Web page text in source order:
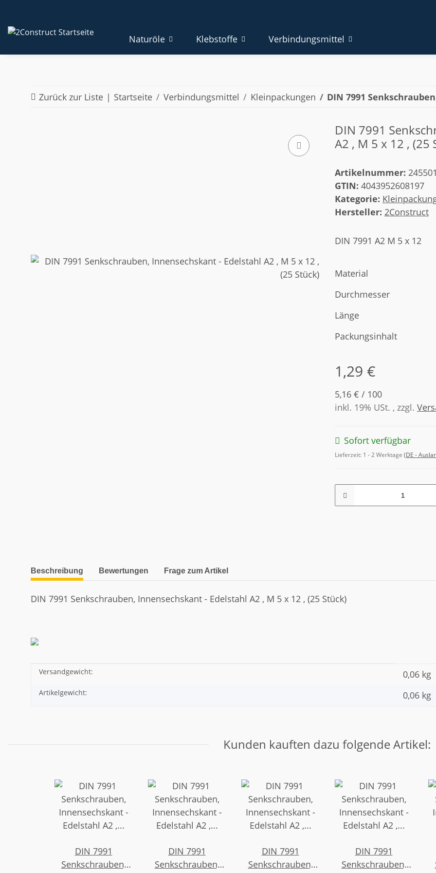
Naturöle Klebstoffe Verbindungsmittel
Zurück zur Liste Startseite Verbindungsmittel Kleinpackungen DIN 7991
DIN 7991
A2 , M 5 x 12 , (25
Artikelnummer:
GTIN: 4043952608197
Kategorie:
Hersteller: 2Construct
DIN 7991 A2 M 5 x 12
Material
Durchmesser
Länge
Packungsinhalt
1,29 €
5,16 € / 100
inkl. 19% USt. , zzgl.
Sofort verfügbar
Lieferzeit: 1 - 2 Werktage (DE -
weitere Registerkarten anzeigen
Beschreibung Bewertungen Frage zum Artikel
DIN 7991 Senkschrauben, Innensechskant - Edelstahl A2 , M 5 x 12 , (25 Stück)
Produkteigenschaft
Wert
Versandgewicht: 0,06 kg
Artikelgewicht: 0,06 kg
Kunden kauften dazu folgende Artikel:
DIN 7991
Senkschrauben,
DIN 7991
Senkschrauben,
DIN 7991
Senkschrauben,
DIN 7991
Senkschrauben,